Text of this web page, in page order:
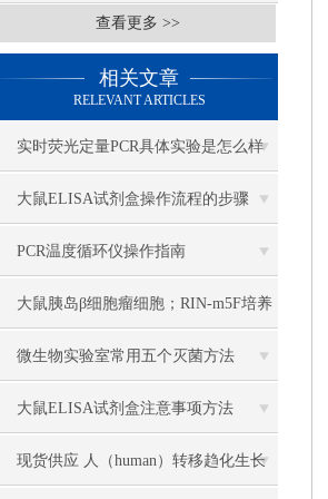
查看更多 >>
相关文章
RELEVANT ARTICLES
实时荧光定量PCR具体实验是怎么样
做的？
大鼠ELISA试剂盒操作流程的步骤
PCR温度循环仪操作指南
大鼠胰岛β细胞瘤细胞；RIN-m5F培养
操作说明
微生物实验室常用五个灭菌方法
大鼠ELISA试剂盒注意事项方法
现货供应 人（human）转移趋化生长